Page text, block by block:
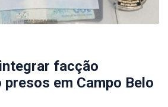
facção
em Campo Belo